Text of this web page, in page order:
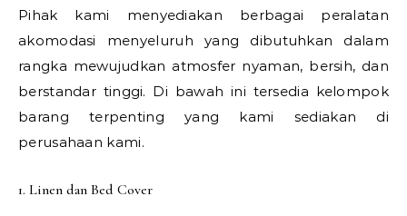
Pihak kami menyediakan berbagai peralatan
akomodasi menyeluruh yang dibutuhkan dalam
rangka mewujudkan atmosfer nyaman, bersih, dan
berstandar tinggi. Di bawah ini tersedia kelompok
barang terpenting yang kami sediakan di
perusahaan kami.
1. Linen dan Bed Cover